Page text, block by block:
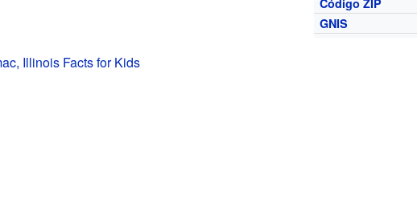
Código ZIP
GNIS
Illinois Facts for Kids